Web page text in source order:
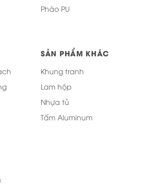
Phào PU
SẢN PHẨM KHÁC
Khung tranh
Lam hộp
Nhựa tủ
Tấm Aluminum